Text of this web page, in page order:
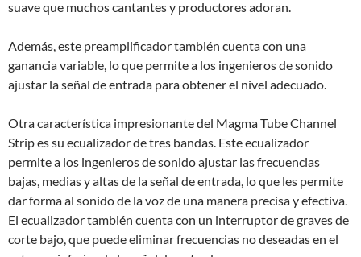
suave que muchos cantantes y productores adoran.
Además, este preamplificador también cuenta con una
ganancia variable, lo que permite a los ingenieros de sonido
ajustar la señal de entrada para obtener el nivel adecuado.
Otra característica impresionante del Magma Tube Channel
Strip es su ecualizador de tres bandas. Este ecualizador
permite a los ingenieros de sonido ajustar las frecuencias
bajas, medias y altas de la señal de entrada, lo que les permite
dar forma al sonido de la voz de una manera precisa y efectiva.
El ecualizador también cuenta con un interruptor de graves de
corte bajo, que puede eliminar frecuencias no deseadas en el